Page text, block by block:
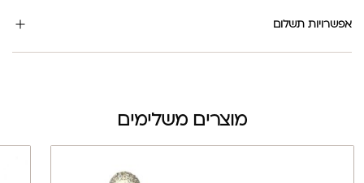
אפשרויות תשלום
מוצרים משלימים